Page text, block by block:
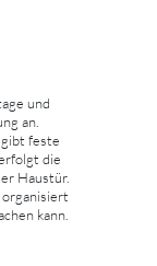
und
an.
feste
die
Haustür.
kann.